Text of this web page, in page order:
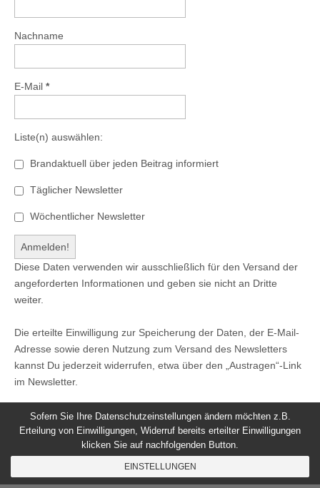
Nachname
E-Mail *
Liste(n) auswählen:
Brandaktuell über jeden Beitrag informiert
Täglicher Newsletter
Wöchentlicher Newsletter
Diese Daten verwenden wir ausschließlich für den Versand der
angeforderten Informationen und geben sie nicht an Dritte
weiter.
Die erteilte Einwilligung zur Speicherung der Daten, der E-Mail-
Adresse sowie deren Nutzung zum Versand des Newsletters
kannst Du jederzeit widerrufen, etwa über den „Austragen“-Link
im Newsletter.
Sofern Sie Ihre Datenschutzeinstellungen ändern möchten z.B.
Erteilung von Einwilligungen, Widerruf bereits erteilter Einwilligungen
klicken Sie auf nachfolgenden Button.
EINSTELLUNGEN